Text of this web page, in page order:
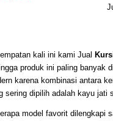
kali ini kami Jual
produk ini paling banyak
karena kombinasi antara
sering dipilih adalah kayu jati
model favorit dilengkapi